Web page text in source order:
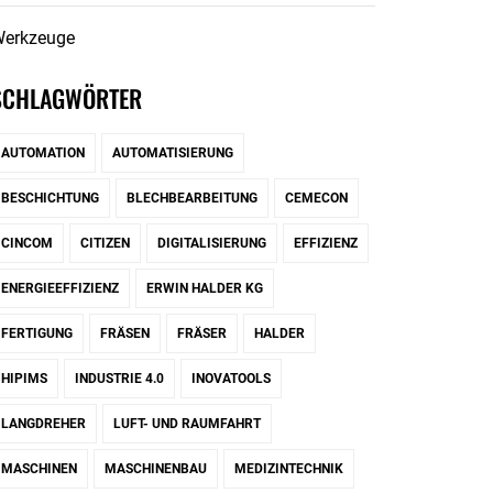
AUTOMATION AUTOMATISIERUNG
BESCHICHTUNG BLECHBEARBEITUNG CEMECON
CINCOM CITIZEN DIGITALISIERUNG EFFIZIENZ
ENERGIEEFFIZIENZ ERWIN HALDER KG
FERTIGUNG FRÄSEN FRÄSER HALDER
HIPIMS INDUSTRIE 4.0 INOVATOOLS
LANGDREHER LUFT- UND RAUMFAHRT
MASCHINEN MASCHINENBAU MEDIZINTECHNIK